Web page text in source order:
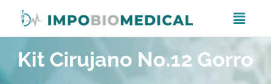
Kit Cirujano No.12 Gorro